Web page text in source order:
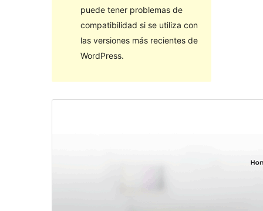
puede tener problemas de
compatibilidad si se utiliza con
las versiones más recientes de
WordPress.